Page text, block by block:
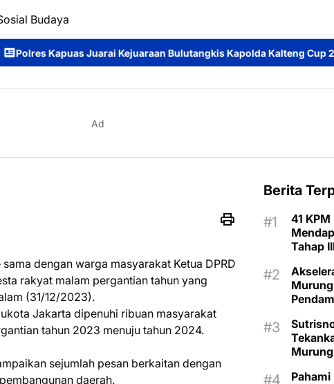
Budaya
Bulutangkis Kapolda Kalteng Cup 2026: Meriahnya Perayaan
Ad
dengan warga masyarakat Ketua DPRD
rakyat malam pergantian tahun yang
(31/12/2023).
Jakarta dipenuhi ribuan masyarakat
tahun 2023 menuju tahun 2024.
sejumlah pesan berkaitan dengan
daerah.
Berita
41
Tahap